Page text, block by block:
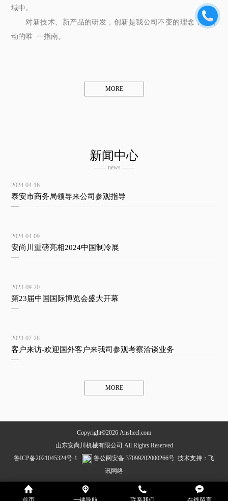
域中。
对新技术、新产品的研发，创新是我公司不变的理念，是行
动的唯 一指南。
MORE
新闻中心
—— news ——
2024-04-16
泰安市商务局领导来公司参观指导
2024-04-09
安尚川重磅亮相2024中国制冷展
2023-09-20
第23届中国国际博览会盛大开幕
2023-07-28
客户来访-欢迎国外客户来我司参观考察洽谈业务
MORE
Copyright©2026 Anshecl.com
山东安尚川机械有限公司 All Rights Reserved
鲁ICP备2021045324号-1
鲁公网安备 37099202000266号 技术支持： 飞
讯网络